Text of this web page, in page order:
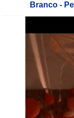
Branco -